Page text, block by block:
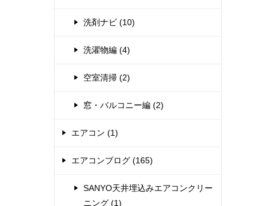
洗剤ナビ (10)
洗濯物編 (4)
空室清掃 (2)
窓・バルコニー編 (2)
エアコン (1)
エアコンブログ (165)
SANYO天井埋込みエアコンクリー
ニング (1)